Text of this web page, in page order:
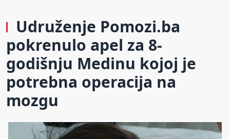
Udruženje Pomozi.ba
pokrenulo apel za 8-
godišnju Medinu kojoj je
potrebna operacija na
mozgu